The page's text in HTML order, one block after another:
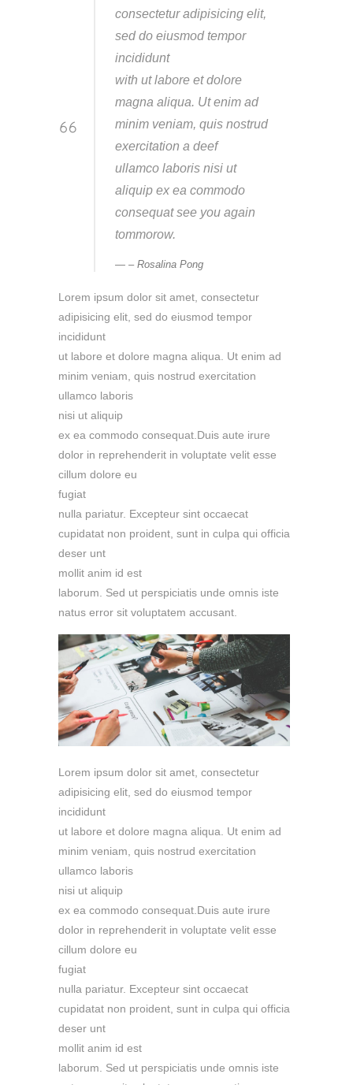
consectetur adipisicing elit,
sed do eiusmod tempor
incididunt
with ut labore et dolore
magna aliqua. Ut enim ad
minim veniam, quis nostrud
exercitation a deef
ullamco laboris nisi ut
aliquip ex ea commodo
consequat see you again
tommorow.
– Rosalina Pong
Lorem ipsum dolor sit amet, consectetur
adipisicing elit, sed do eiusmod tempor
incididunt
ut labore et dolore magna aliqua. Ut enim ad
minim veniam, quis nostrud exercitation
ullamco laboris
nisi ut aliquip
ex ea commodo consequat.Duis aute irure
dolor in reprehenderit in voluptate velit esse
cillum dolore eu
fugiat
nulla pariatur. Excepteur sint occaecat
cupidatat non proident, sunt in culpa qui officia
deser unt
mollit anim id est
laborum. Sed ut perspiciatis unde omnis iste
natus error sit voluptatem accusant.
Lorem ipsum dolor sit amet, consectetur
adipisicing elit, sed do eiusmod tempor
incididunt
ut labore et dolore magna aliqua. Ut enim ad
minim veniam, quis nostrud exercitation
ullamco laboris
nisi ut aliquip
ex ea commodo consequat.Duis aute irure
dolor in reprehenderit in voluptate velit esse
cillum dolore eu
fugiat
nulla pariatur. Excepteur sint occaecat
cupidatat non proident, sunt in culpa qui officia
deser unt
mollit anim id est
laborum. Sed ut perspiciatis unde omnis iste